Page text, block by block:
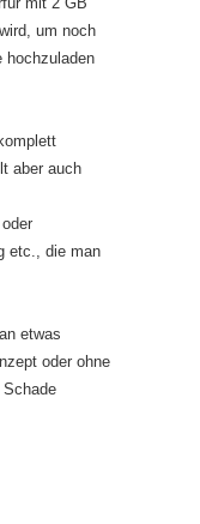
um noch
hochzuladen
aber auch
etc., die man
etwas
oder ohne